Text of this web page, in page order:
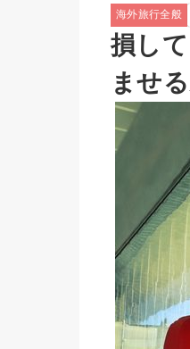
海外旅行全般
損し
ませ